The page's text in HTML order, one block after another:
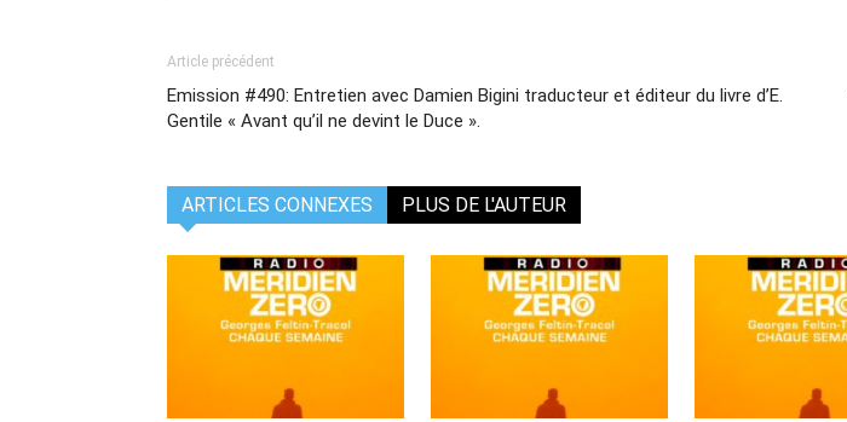
Article précédent
Emission #490: Entretien avec Damien Bigini traducteur et éditeur du livre d’E.
Gentile « Avant qu’il ne devint le Duce ».
ARTICLES CONNEXES PLUS DE L'AUTEUR